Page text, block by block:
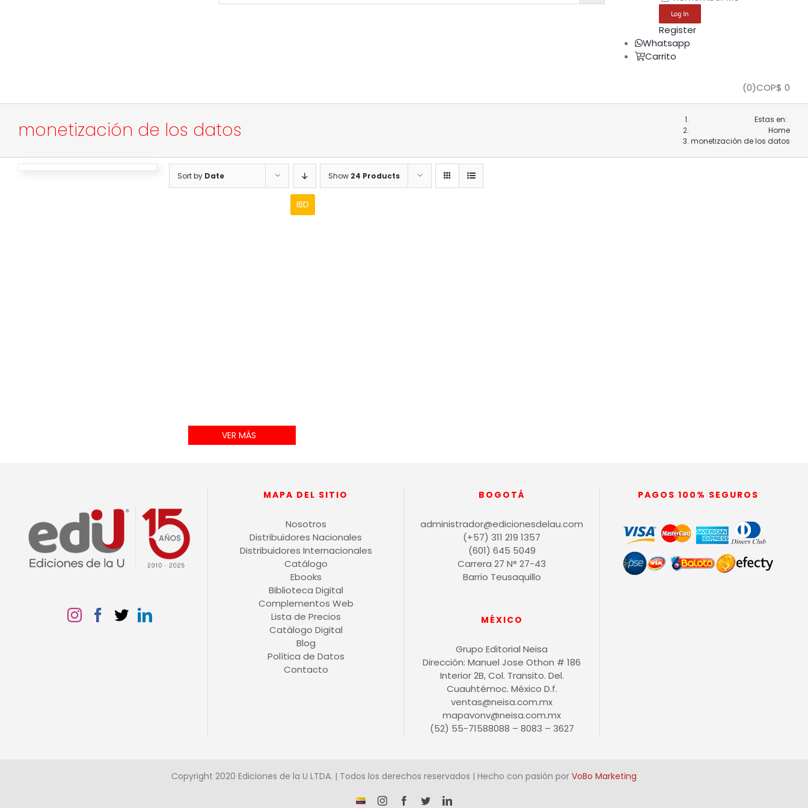
Register
Whatsapp
Carrito
(0)COP$ 0
monetización de los datos
Estas en:
Home
monetización de los datos
Sort by Date Show 24 Products
IBD
VER MÁS
MAPA DEL SITIO
Nosotros
Distribuidores Nacionales
Distribuidores Internacionales
Catálogo
Ebooks
Biblioteca Digital
Complementos Web
Lista de Precios
Catálogo Digital
Blog
Política de Datos
Contacto
BOGOTÁ
administrador@edicionesdelau.com
(+57) 311 219 1357
(601) 645 5049
Carrera 27 N° 27-43
Barrio Teusaquillo
MÉXICO
Grupo Editorial Neisa
Dirección: Manuel Jose Othon # 186
Interior 2B, Col. Transito. Del.
Cuauhtémoc. México D.f.
ventas@neisa.com.mx
mapavonv@neisa.com.mx
(52) 55-71588088 – 8083 – 3627
PAGOS 100% SEGUROS
Copyright 2020 Ediciones de la U LTDA. | Todos los derechos reservados | Hecho con pasión por VoBo Marketing
¡Somos InstagramFacebook
X LinkedIn